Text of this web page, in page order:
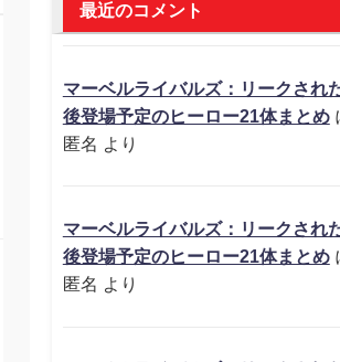
最近のコメント
マーベルライバルズ：リークされ
後登場予定のヒーロー21体まとめ
匿名
より
マーベルライバルズ：リークされ
後登場予定のヒーロー21体まとめ
匿名
より